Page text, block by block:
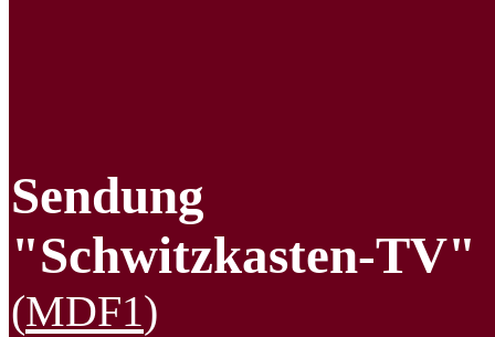
Sendung
"Schwitzkasten-TV"
(MDF1)